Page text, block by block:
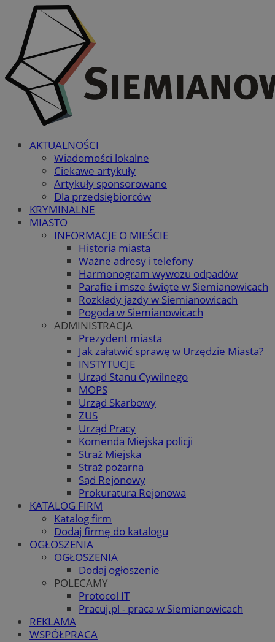
AKTUALNOŚCI
Wiadomości lokalne
Ciekawe artykuły
Artykuły sponsorowane
Dla przedsiębiorców
KRYMINALNE
MIASTO
INFORMACJE O MIEŚCIE
Historia miasta
Ważne adresy i telefony
Harmonogram wywozu odpadów
Parafie i msze święte w Siemianowicach
Rozkłady jazdy w Siemianowicach
Pogoda w Siemianowicach
ADMINISTRACJA
Prezydent miasta
Jak załatwić sprawę w Urzędzie Miasta?
INSTYTUCJE
Urząd Stanu Cywilnego
MOPS
Urząd Skarbowy
ZUS
Urząd Pracy
Komenda Miejska policji
Straż Miejska
Straż pożarna
Sąd Rejonowy
Prokuratura Rejonowa
KATALOG FIRM
Katalog firm
Dodaj firmę do katalogu
OGŁOSZENIA
OGŁOSZENIA
Dodaj ogłoszenie
POLECAMY
Protocol IT
Pracuj.pl - praca w Siemianowicach
REKLAMA
WSPÓŁPRACA